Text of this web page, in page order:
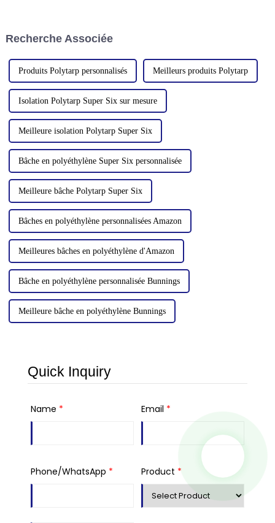
Recherche Associée
Produits Polytarp personnalisés Meilleurs produits Polytarp
Isolation Polytarp Super Six sur mesure
Meilleure isolation Polytarp Super Six
Bâche en polyéthylène Super Six personnalisée
Meilleure bâche Polytarp Super Six
Bâches en polyéthylène personnalisées Amazon
Meilleures bâches en polyéthylène d'Amazon
Bâche en polyéthylène personnalisée Bunnings
Meilleure bâche en polyéthylène Bunnings
Quick Inquiry
Name * Email *
Phone/WhatsApp * Product *